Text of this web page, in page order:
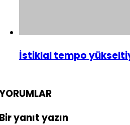
İstiklal tempo
yanıt yazın